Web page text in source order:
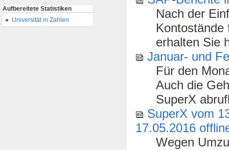
Aufbereitete Statistiken
Universität in Zahlen
Nach der
Kontostände
erhalten Sie
Januar- und
Für den
Auch die
SuperX
SuperX vom
17.05.2016
Wegen